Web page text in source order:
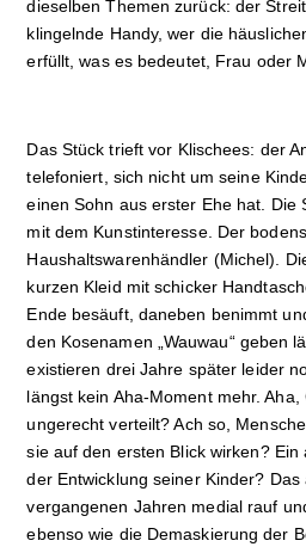
dieselben Themen zurück: der
klingelnde Handy, wer die
erfüllt, was es bedeutet, Frau oder
Das Stück trieft vor Klischees: der
telefoniert, sich nicht um seine
einen Sohn aus erster Ehe hat. Die
mit dem Kunstinteresse. Der
Haushaltswarenhändler (Michel).
kurzen Kleid mit schicker
Ende besäuft, daneben benimmt
den Kosenamen „Wauwau“ geben
existieren drei Jahre später leider
längst kein Aha-Moment mehr.
ungerecht verteilt? Ach so,
sie auf den ersten Blick wirken?
der Entwicklung seiner Kinder? Das
vergangenen Jahren medial rauf
ebenso wie die Demaskierung der